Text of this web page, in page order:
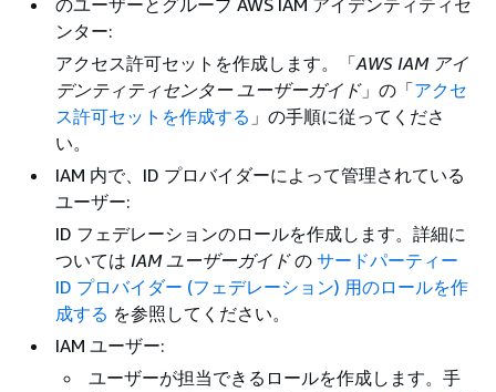
のユーザーとグループ AWS IAM アイデンティティセ
ンター:
アクセス許可セットを作成します。「AWS IAM アイ
デンティティセンター ユーザーガイド」の「アクセ
ス許可セットを作成する 」の手順に従ってくださ
い。
IAM 内で、ID プロバイダーによって管理されている
ユーザー:
ID フェデレーションのロールを作成します。詳細に
ついては IAM ユーザーガイドの サードパーティー
ID プロバイダー (フェデレーション) 用のロールを作
成する を参照してください。
IAM ユーザー:
ユーザーが担当できるロールを作成します。手